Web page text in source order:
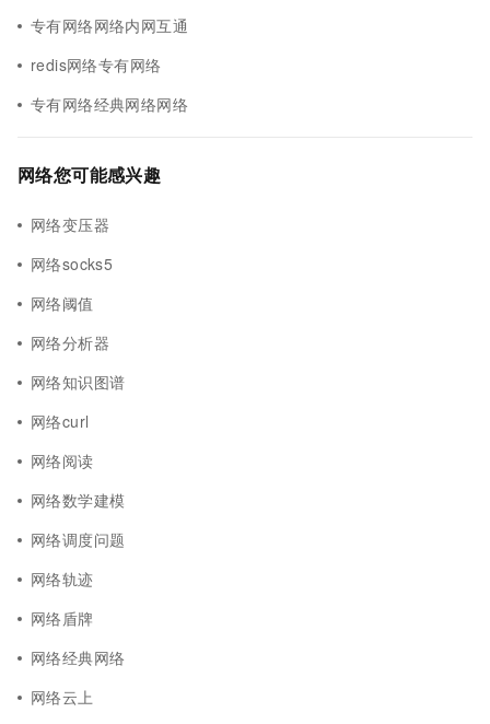
专有网络网络内网互通
redis网络专有网络
专有网络经典网络网络
网络您可能感兴趣
网络变压器
网络socks5
网络阈值
网络分析器
网络知识图谱
网络curl
网络阅读
网络数学建模
网络调度问题
网络轨迹
网络盾牌
网络经典网络
网络云上